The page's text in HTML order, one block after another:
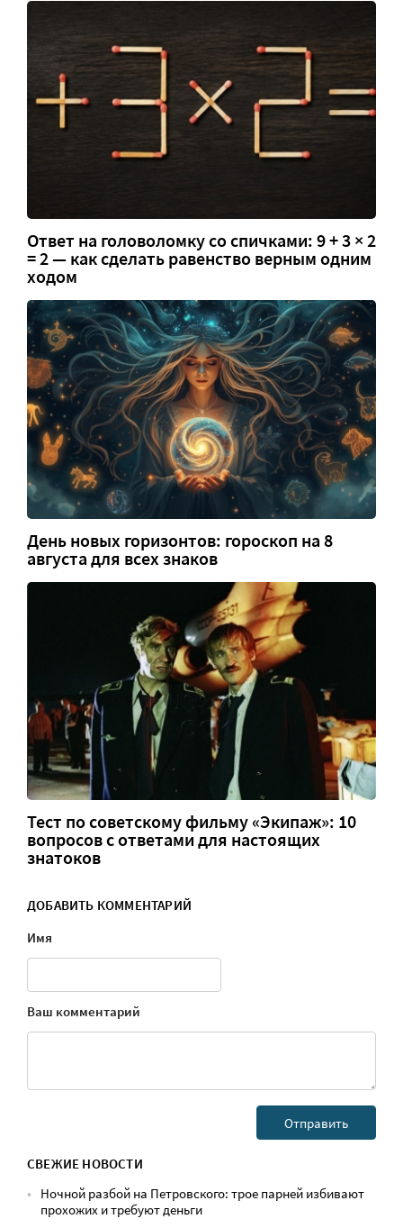
Ответ на головоломку со спичками: 9 + 3 × 2
= 2 — как сделать равенство верным одним
ходом
День новых горизонтов: гороскоп на 8
августа для всех знаков
Тест по советскому фильму «Экипаж»: 10
вопросов с ответами для настоящих
знатоков
ДОБАВИТЬ КОММЕНТАРИЙ
Имя
Ваш комментарий
СВЕЖИЕ НОВОСТИ
Ночной разбой на Петровского: трое парней избивают
прохожих и требуют деньги